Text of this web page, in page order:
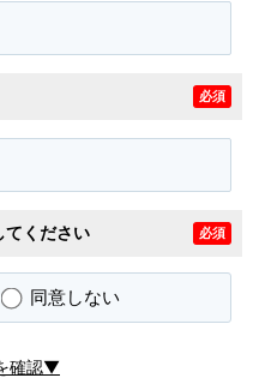
必須
てください 必須
同意しない
確認▼